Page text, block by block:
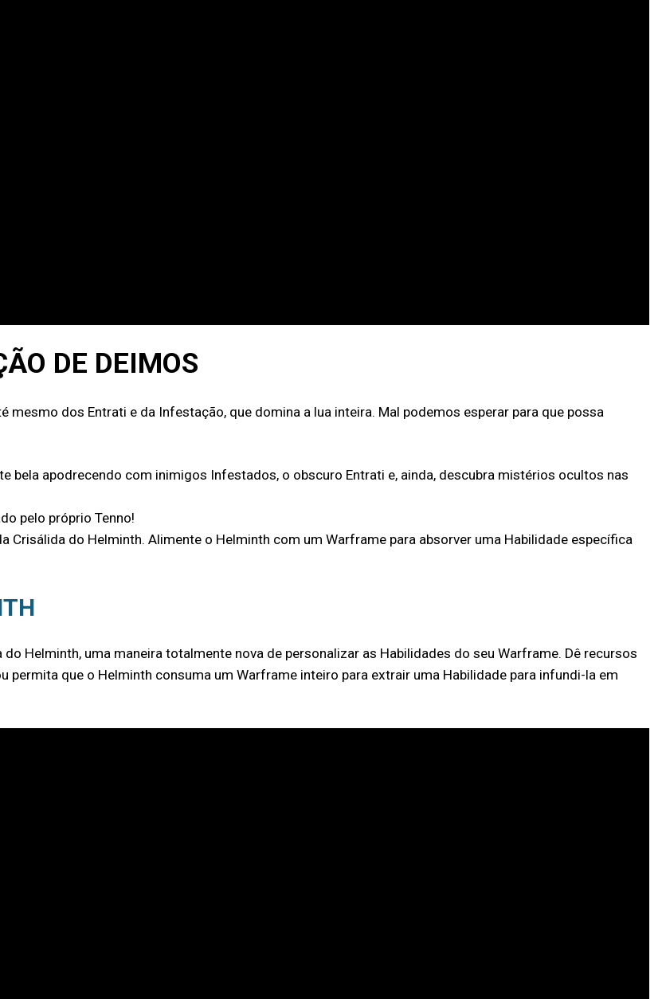
DE DEIMOS
dos Entrati e da Infestação, que domina a lua inteira. Mal podemos esperar para que possa
bela apodrecendo com inimigos Infestados, o obscuro Entrati e, ainda, descubra mistérios ocultos nas
pelo próprio Tenno!
Crisálida do Helminth. Alimente o Helminth com um Warframe para absorver uma Habilidade específica
Helminth, uma maneira totalmente nova de personalizar as Habilidades do seu Warframe. Dê recursos
permita que o Helminth consuma um Warframe inteiro para extrair uma Habilidade para infundi-la em